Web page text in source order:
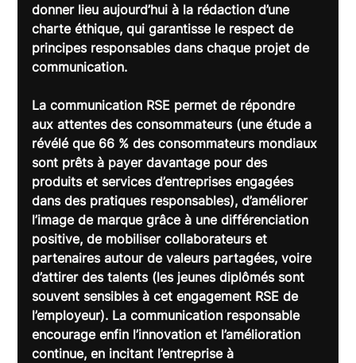
donner lieu aujourd’hui à la rédaction d’une
charte éthique, qui garantisse le respect de
principes responsables dans chaque projet de
communication.
La communication RSE permet de répondre
aux attentes des consommateurs (une étude a
révélé que 66 % des consommateurs mondiaux
sont prêts à payer davantage pour des
produits et services d’entreprises engagées
dans des pratiques responsables), d’améliorer
l’image de marque grâce à une différenciation
positive, de mobiliser collaborateurs et
partenaires autour de valeurs partagées, voire
d’attirer des talents (les jeunes diplômés sont
souvent sensibles à cet engagement RSE de
l’employeur). La communication responsable
encourage enfin l’innovation et l’amélioration
continue, en incitant l’entreprise à